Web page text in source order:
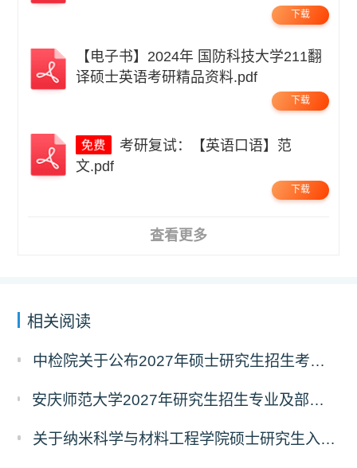
下载
【电子书】2024年 国防科技大学211翻
译硕士英语考研精品资料.pdf
下载
文.pdf
下载
查看更多
相关阅读
中检院关于公布2027年硕士研究生招生考试自命题科目考试大纲（初试）的通知
安庆师范大学2027年研究生招生专业及部分考试自命题科目调整温馨提示（7月23日更新）
关于纳米科学与材料工程学院硕士研究生入学考试（初试）考试科目变更的通知